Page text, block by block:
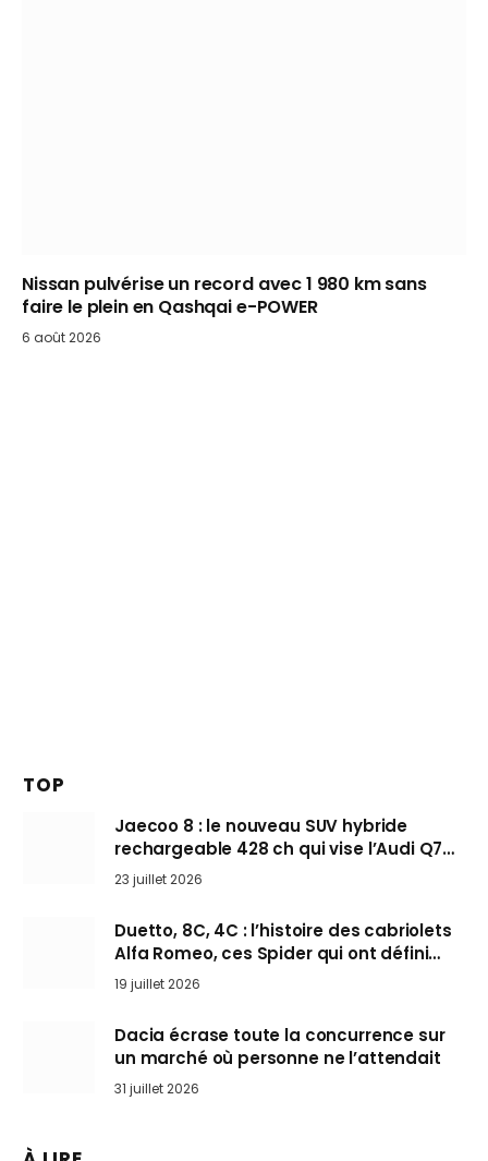
Nissan pulvérise un record avec 1 980 km sans
faire le plein en Qashqai e-POWER
6 août 2026
TOP
Jaecoo 8 : le nouveau SUV hybride
rechargeable 428 ch qui vise l’Audi Q7
arrive en Europe cet automne
23 juillet 2026
Duetto, 8C, 4C : l’histoire des cabriolets
Alfa Romeo, ces Spider qui ont défini
l’art de rouler cheveux au vent
19 juillet 2026
Dacia écrase toute la concurrence sur
un marché où personne ne l’attendait
31 juillet 2026